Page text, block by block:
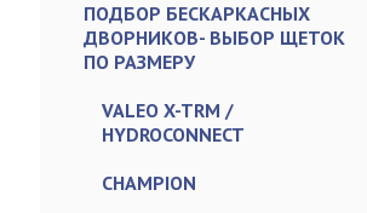
ПОДБОР БЕСКАРКАСНЫХ
ДВОРНИКОВ- ВЫБОР ЩЕТОК
ПО РАЗМЕРУ
VALEO X-TRM /
HYDROCONNECT
CHAMPION